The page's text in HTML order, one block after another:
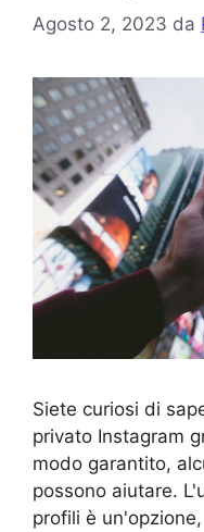
Agosto 2, 2023 da
Siete curiosi di
privato Instagram
modo garantito,
possono aiutare.
profili è